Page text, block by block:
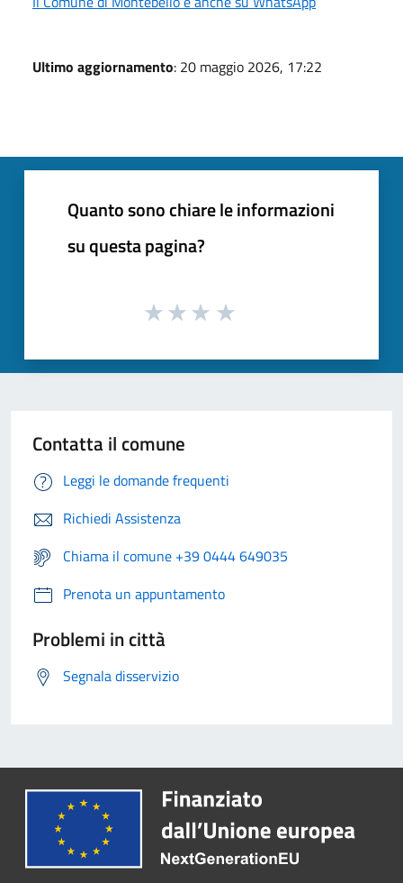
Ultimo aggiornamento: 20 maggio 2026, 17:22
Quanto sono chiare le informazioni
su questa pagina?
Contatta il comune
Leggi le domande frequenti
Richiedi Assistenza
Chiama il comune +39 0444 649035
Prenota un appuntamento
Problemi in città
Segnala disservizio